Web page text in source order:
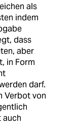
als
indem
dass
aber
in Form
darf.
Verbot von
auch